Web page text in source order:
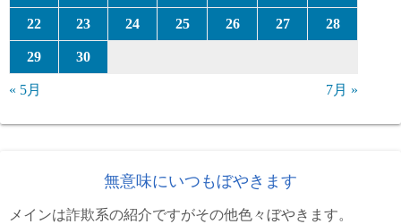
22 23 24 25 26 27 28
29 30
« 5月 7月 »
無意味にいつもぼやきます
メインは詐欺系の紹介ですがその他色々ぼやきます。